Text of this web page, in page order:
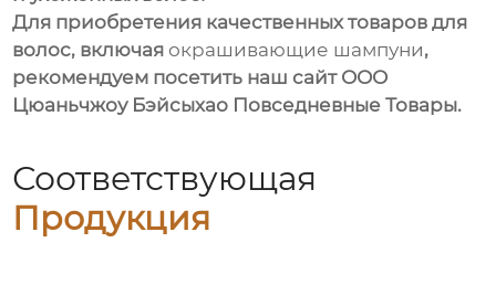
Для приобретения качественных товаров для
волос, включая окрашивающие шампуни,
рекомендуем посетить наш сайт ООО
Цюаньчжоу Бэйсыхао Повседневные Товары.
Соответствующая
Продукция